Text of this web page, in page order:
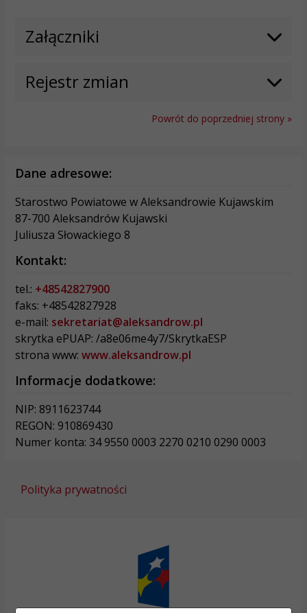
Załączniki
Rejestr zmian
Powrót do poprzedniej strony »
Dane adresowe:
Starostwo Powiatowe w Aleksandrowie Kujawskim
87-700 Aleksandrów Kujawski
Juliusza Słowackiego 8
Kontakt:
tel.: +48542827900
faks: +48542827928
e-mail: sekretariat@aleksandrow.pl
skrytka ePUAP: /a8e06me4y7/SkrytkaESP
strona www: www.aleksandrow.pl
Informacje dodatkowe:
NIP: 8911623744
REGON: 910869430
Numer konta: 34 9550 0003 2270 0210 0290 0003
Polityka prywatności